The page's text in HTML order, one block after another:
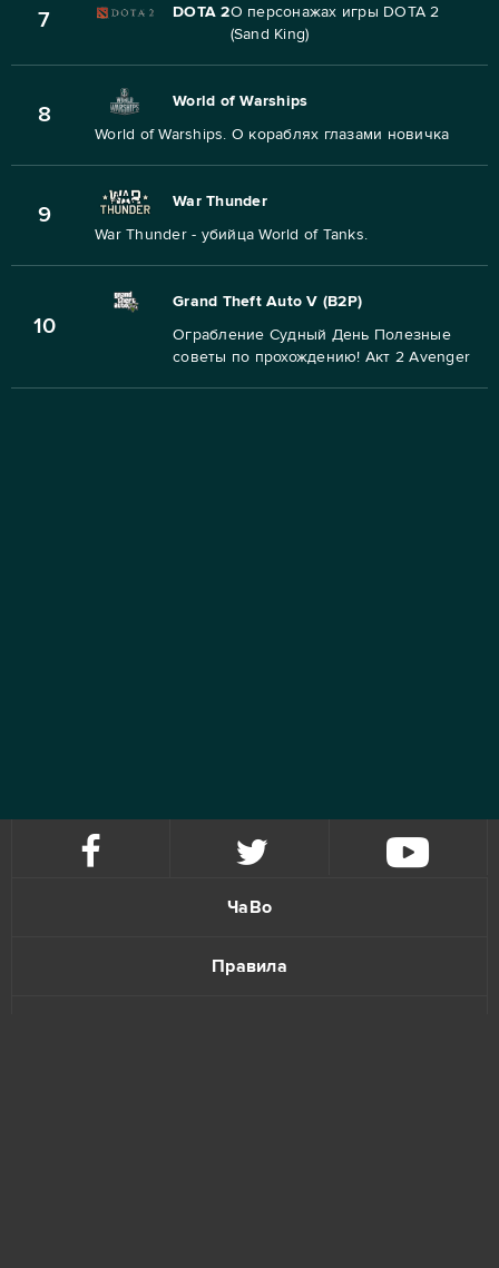
7 DOTA 2О персонажах игры DOTA 2
(Sand King)
8
World of Warships
World of Warships. О кораблях глазами новичка
9
War Thunder
War Thunder - убийца World of Tanks.
10
Grand Theft Auto V (B2P)
Ограбление Судный День Полезные
советы по прохождению! Акт 2 Avenger
ЧаВо
Правила